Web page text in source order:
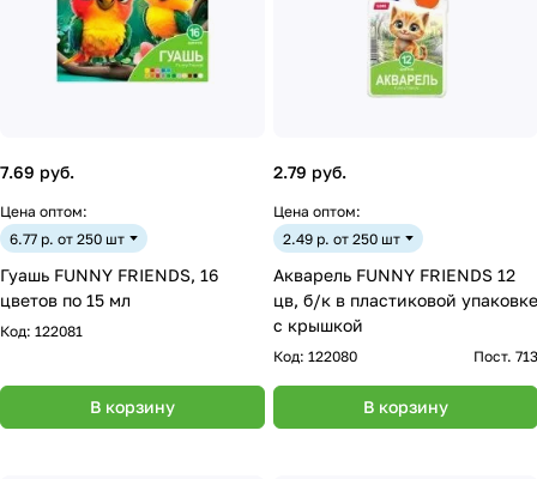
7.69 руб.
Цена оптом:
6.77 р. от 250 шт
Гуашь FUNNY FRIENDS, 16
цветов по 15 мл
Код: 122081
В корзину
2.79 руб.
Цена оптом:
2.49 р. от 250 шт
Акварель FUNNY FRIENDS 12
цв, б/к в пластиковой упаковке
с крышкой
Код: 122080 Пост. 713
В корзину